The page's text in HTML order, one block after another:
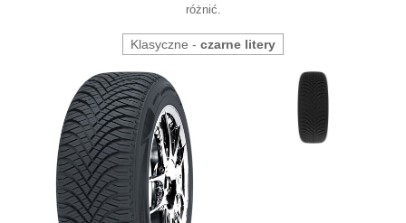
różnić.
Klasyczne - czarne litery